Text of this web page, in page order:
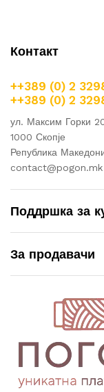
Контакт
++389 (0) 2
++389 (0) 2
ул. Максим Горки
1000 Скопје
Република
contact@pogon.mk
Поддршка за
За продавачи